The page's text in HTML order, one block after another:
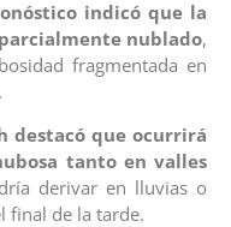
indicó que la
parcialmente nublado,
fragmentada en
destacó que ocurrirá
tanto en valles
derivar en lluvias o
final de la tarde.